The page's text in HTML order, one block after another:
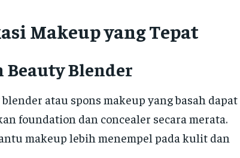
Makeup yang Tepat
Beauty Blender
atau spons makeup yang basah dapat
foundation dan concealer secara merata.
makeup lebih menempel pada kulit dan